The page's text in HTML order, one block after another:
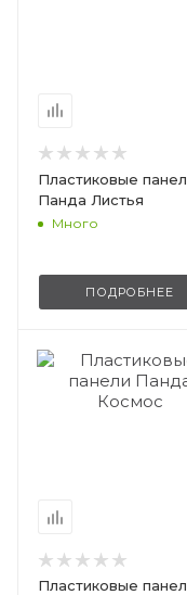
Пластиковые
Панда Листья
Много
ПОДРОБНЕЕ
Пластиковые